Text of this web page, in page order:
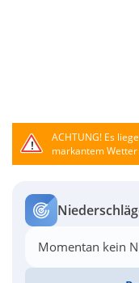
ACHTUNG!Es
markantem
Momentan kein